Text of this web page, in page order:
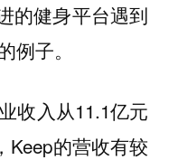
的健身平台遇到
例子。
收入从11.1亿元
Keep的营收有较